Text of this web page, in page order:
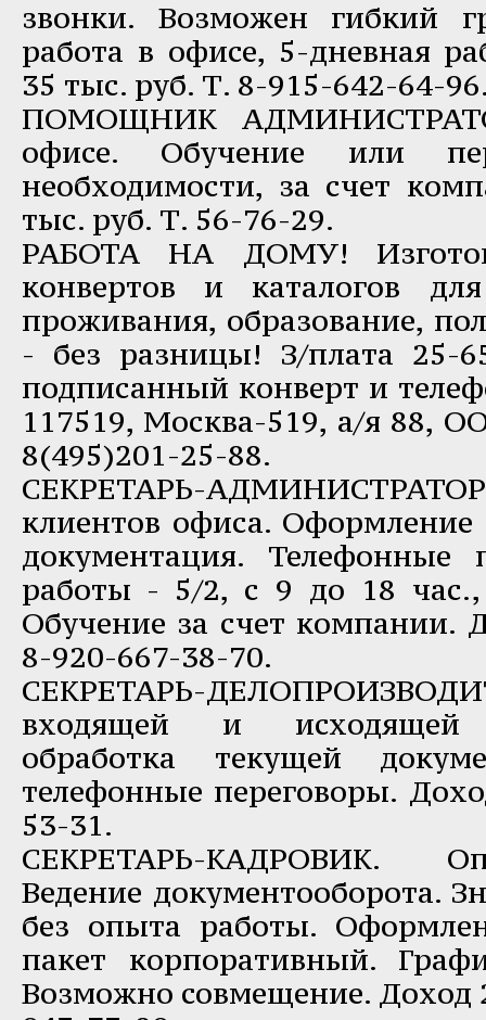
звонки. Возможен гибкий
работа в офисе, 5-дневная
35 тыс. руб. Т. 8-915-642-64-
ПОМОЩНИК
офисе. Обучение или
необходимости, за счет
тыс. руб. Т. 56-76-29.
РАБОТА НА ДОМУ!
конвертов и каталогов
проживания, образование,
- без разницы! З/плата 25-
подписанный конверт и
117519, Москва-519, а/я 88,
8(495)201-25-88.
СЕКРЕТАРЬ-
клиентов офиса. Оформление
документация. Телефонные
работы - 5/2, с 9 до 18 час.,
Обучение за счет компании.
8-920-667-38-70.
СЕКРЕТАРЬ-
входящей и исходящей
обработка текущей
телефонные переговоры.
53-31.
СЕКРЕТАРЬ-КАДРОВИК.
Ведение документооборота.
без опыта работы.
пакет корпоративный.
Возможно совмещение. Доход